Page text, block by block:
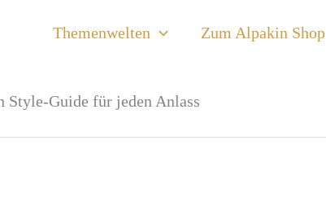
Themenwelten Zum Alpakin Shop
Guide für jeden Anlass